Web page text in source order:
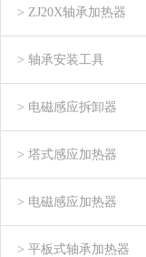
> ZJ20X轴承加热器
> 轴承安装工具
> 电磁感应拆卸器
> 塔式感应加热器
> 电磁感应加热器
> 平板式轴承加热器